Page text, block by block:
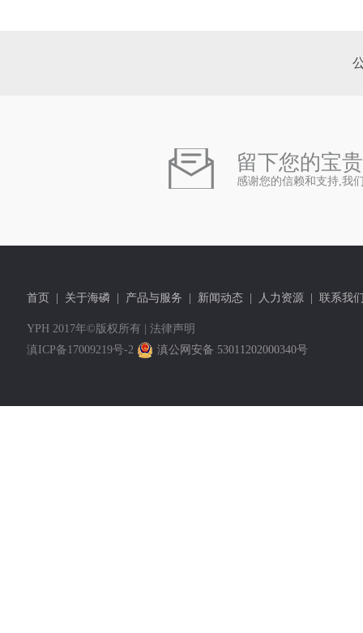
留下您的宝
感谢您的信赖和支持,我
首页 关于海磷 产品与服务 新闻动态 人力资源 联系我
YPH 2017年©版权所有 | 法律声明
滇ICP备17009219号-2
滇公网安备 53011202000340号